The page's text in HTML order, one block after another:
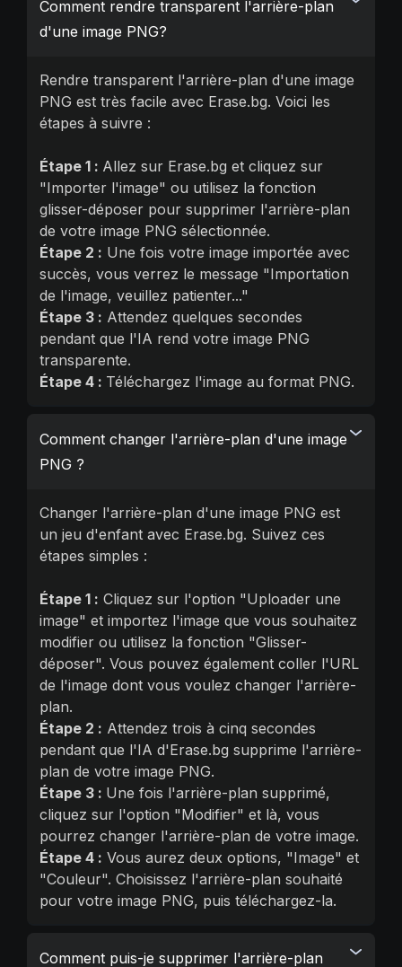
Comment rendre transparent l'arrière-plan
d'une image PNG?
Rendre transparent l'arrière-plan d'une image
PNG est très facile avec Erase.bg. Voici les
étapes à suivre :
Étape 1 : Allez sur Erase.bg et cliquez sur
"Importer l'image" ou utilisez la fonction
glisser-déposer pour supprimer l'arrière-plan
de votre image PNG sélectionnée.
Étape 2 : Une fois votre image importée avec
succès, vous verrez le message "Importation
de l'image, veuillez patienter..."
Étape 3 : Attendez quelques secondes
pendant que l'IA rend votre image PNG
transparente.
Étape 4 : Téléchargez l'image au format PNG.
Comment changer l'arrière-plan d'une image
PNG ?
Changer l'arrière-plan d'une image PNG est
un jeu d'enfant avec Erase.bg. Suivez ces
étapes simples :
Étape 1 : Cliquez sur l'option "Uploader une
image" et importez l'image que vous souhaitez
modifier ou utilisez la fonction "Glisser-
déposer". Vous pouvez également coller l'URL
de l'image dont vous voulez changer l'arrière-
plan.
Étape 2 : Attendez trois à cinq secondes
pendant que l'IA d'Erase.bg supprime l'arrière-
plan de votre image PNG.
Étape 3 : Une fois l'arrière-plan supprimé,
cliquez sur l'option "Modifier" et là, vous
pourrez changer l'arrière-plan de votre image.
Étape 4 : Vous aurez deux options, "Image" et
"Couleur". Choisissez l'arrière-plan souhaité
pour votre image PNG, puis téléchargez-la.
Comment puis-je supprimer l'arrière-plan